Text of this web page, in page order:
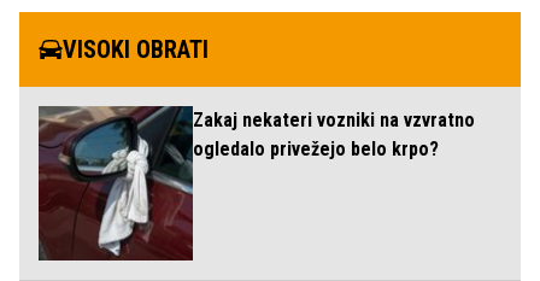
VISOKI OBRATI
Zakaj nekateri vozniki na vzvratno
ogledalo privežejo belo krpo?